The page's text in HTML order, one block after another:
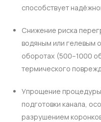
способствует
Снижение риска
водяным или гелевым
оборотах (500–1000
термического
Упрощение
подготовки канала,
разрушением